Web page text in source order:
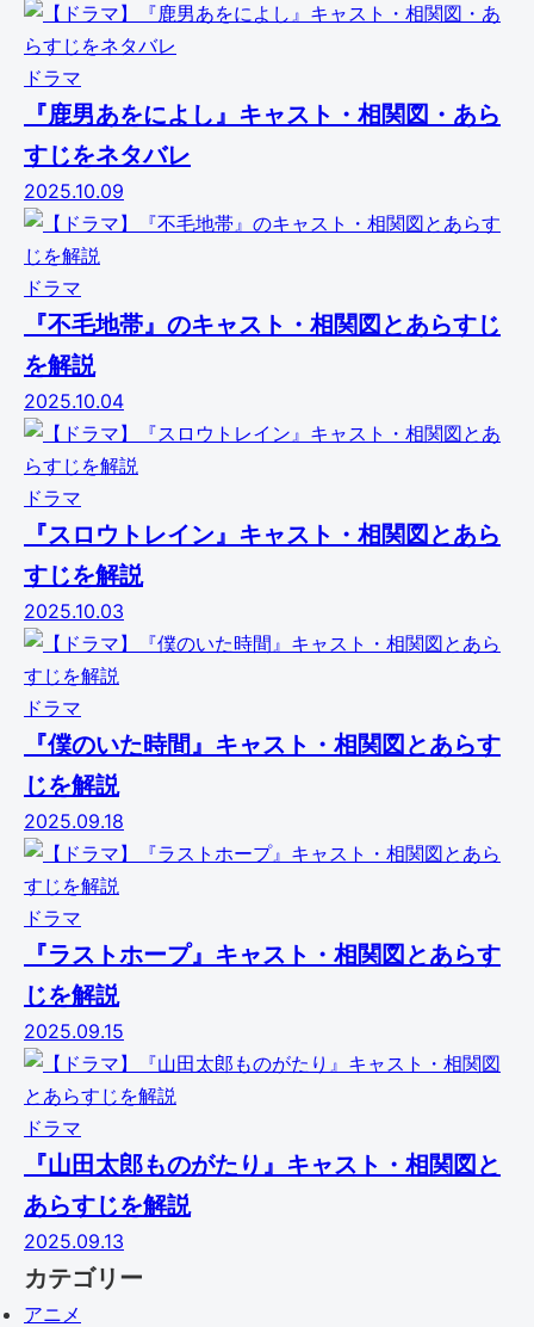
ドラマ
『鹿男あをによし』キャスト・相関図・あら
すじをネタバレ
2025.10.09
ドラマ
『不毛地帯』のキャスト・相関図とあらすじ
を解説
2025.10.04
ドラマ
『スロウトレイン』キャスト・相関図とあら
すじを解説
2025.10.03
ドラマ
『僕のいた時間』キャスト・相関図とあらす
じを解説
2025.09.18
ドラマ
『ラストホープ』キャスト・相関図とあらす
じを解説
2025.09.15
ドラマ
『山田太郎ものがたり』キャスト・相関図と
あらすじを解説
2025.09.13
カテゴリー
アニメ